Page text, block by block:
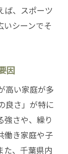
ば、スポーツ
いシーンでそ
因
高い家庭が多
良さ」が特に
強さや、繰り
働き家庭や子
た、千葉県内